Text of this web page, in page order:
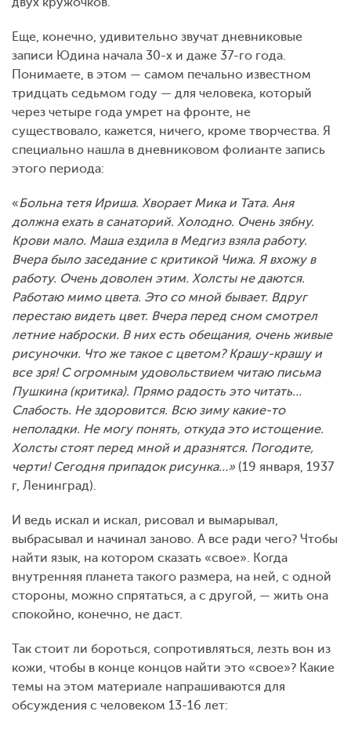
Еще, конечно, удивительно звучат дневниковые
записи Юдина начала 30-х и даже 37-го года.
Понимаете, в этом — самом печально известном
тридцать седьмом году — для человека, который
через четыре года умрет на фронте, не
существовало, кажется, ничего, кроме творчества. Я
специально нашла в дневниковом фолианте запись
этого периода:
«Больна тетя Ириша. Хворает Мика и Тата. Аня
должна ехать в санаторий. Холодно. Очень зябну.
Крови мало. Маша ездила в Медгиз взяла работу.
Вчера было заседание с критикой Чижа. Я вхожу в
работу. Очень доволен этим. Холсты не даются.
Работаю мимо цвета. Это со мной бывает. Вдруг
перестаю видеть цвет. Вчера перед сном смотрел
летние наброски. В них есть обещания, очень живые
рисуночки. Что же такое с цветом? Крашу-крашу и
все зря! С огромным удовольствием читаю письма
Пушкина (критика). Прямо радость это читать…
Слабость. Не здоровится. Всю зиму какие-то
неполадки. Не могу понять, откуда это истощение.
Холсты стоят перед мной и дразнятся. Погодите,
черти! Сегодня припадок рисунка…»(19 января, 1937
г, Ленинград).
И ведь искал и искал, рисовал и вымарывал,
выбрасывал и начинал заново. А все ради чего? Чтобы
найти язык, на котором сказать «свое». Когда
внутренняя планета такого размера, на ней, с одной
стороны, можно спрятаться, а с другой, — жить она
спокойно, конечно, не даст.
Так стоит ли бороться, сопротивляться, лезть вон из
кожи, чтобы в конце концов найти это «свое»? Какие
темы на этом материале напрашиваются для
обсуждения с человеком 13-16 лет: